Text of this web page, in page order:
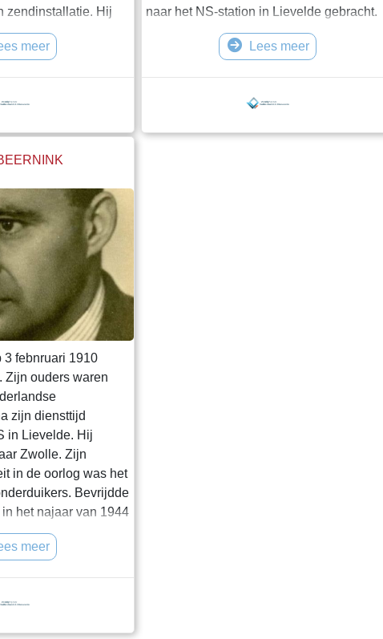
zendinstallatie. Hij
1 en 2 augustus
opgepakt. Via
1945 overleed, oud
meer
naar het NS-station in Lievelde gebracht.
Hij werd op 1 augustus 1944 samen met
zijn broer opgepakt. Hij kwam via kamp
op 25 november 1944 overleed.
Lees meer
3 febnruari 1910
Zijn ouders waren
zijn diensttijd
in Lievelde. Hij
Zwolle. Zijn
in de oorlog was het
Bevrijdde
het najaar van 1944
het Huis van
zaten. Op 8
In Zwolle is
meer